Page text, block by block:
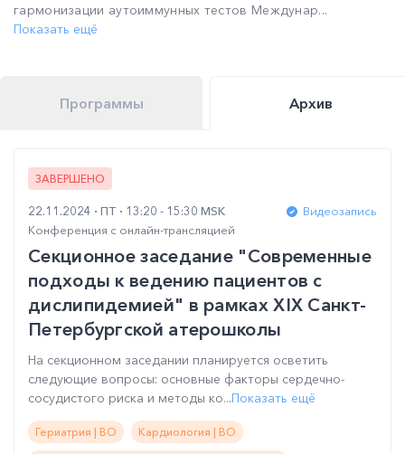
гармонизации аутоиммунных тестов Междунар...
Показать ещё
Программы Архив
ЗАВЕРШЕНО
22.11.2024 ПТ 13:20 - 15:30 MSK
Видеозапись
Конференция с онлайн-трансляцией
Секционное заседание "Современные
подходы к ведению пациентов с
дислипидемией" в рамках XIX Санкт-
Петербургской атерошколы
На секционном заседании планируется осветить
следующие вопросы: основные факторы сердечно-
сосудистого риска и методы ко...Показать ещё
Гериатрия | ВО Кардиология | ВО